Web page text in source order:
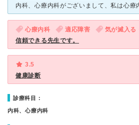
心療内科 適応障害 気が滅入る
信頼できる先生です。
3.5
健康診断
診療科目：
内科、心療内科